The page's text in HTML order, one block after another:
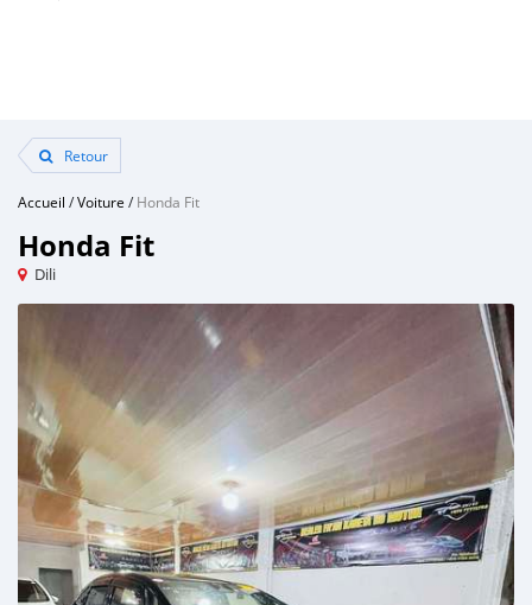
Retour
Accueil /Voiture /Honda Fit
Honda Fit
Dili